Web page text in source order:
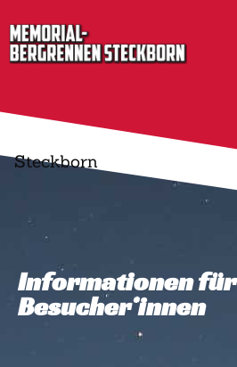
Steckborn
Informationen für
Besucher*innen